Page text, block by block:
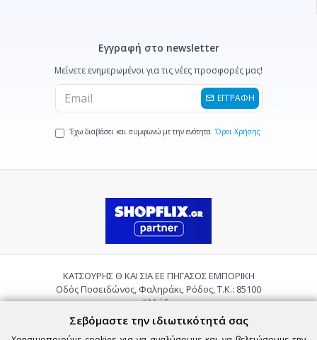
Εγγραφή στο newsletter
Μείνετε ενημερωμένοι για τις νέες προσφορές μας!
ΕΓΓΡΑΦΗ
Έχω διαβάσει και συμφωνώ με την ενότητα Όροι Χρήσης
ΚΑΤΣΟΥΡΗΣ Θ ΚΑΙ ΣΙΑ ΕΕ ΠΗΓΑΣΟΣ ΕΜΠΟΡΙΚΗ
Οδός Ποσειδώνος, Φαληράκι, Ρόδος, Τ.Κ.: 85100
Ελλάδα
Τηλ.:2241085059
Email:
pigasosemporiki@gmail.com
Σεβόμαστε την ιδιωτικότητά σας